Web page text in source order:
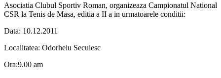
Asociatia Clubul Sportiv Roman, organizeaza Campionatul National
CSR la Tenis de Masa, editia a II a in urmatoarele conditii:
Data: 10.12.2011
Localitatea: Odorheiu Secuiesc
Ora:9.00 am